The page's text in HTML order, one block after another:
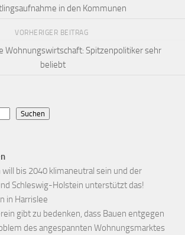
in den Kommunen
VORHERIGER BEITRAG
Wohnungswirtschaft: Spitzenpolitiker sehr
beliebt
Suchen
bis 2040 klimaneutral sein und der
Schleswig-Holstein unterstützt das!
in Harrislee
gibt zu bedenken, dass Bauen entgegen
des angespannten Wohnungsmarktes